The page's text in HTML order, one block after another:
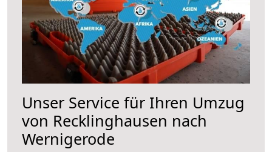
Unser Service für Ihren Umzug
von Recklinghausen nach
Wernigerode